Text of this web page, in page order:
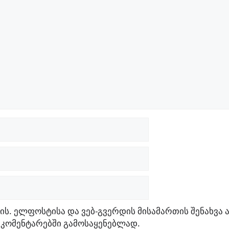
ელფოსტისა და ვებ-გვერდის მისამართის შენახვა
გამოსაყენებლად.